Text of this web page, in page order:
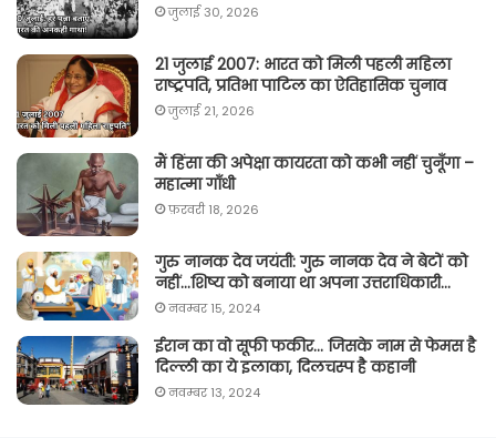
जुलाई 30, 2026
21 जुलाई 2007: भारत को मिली पहली महिला
राष्ट्रपति, प्रतिभा पाटिल का ऐतिहासिक चुनाव
जुलाई 21, 2026
मैं हिंसा की अपेक्षा कायरता को कभी नहीं चुनूँगा –
महात्मा गाँधी
फ़रवरी 18, 2026
गुरु नानक देव जयंती: गुरु नानक देव ने बेटों को
नहीं…शिष्य को बनाया था अपना उत्तराधिकारी…
नवम्बर 15, 2024
ईरान का वो सूफी फकीर… जिसके नाम से फेमस है
दिल्ली का ये इलाका, दिलचस्प है कहानी
नवम्बर 13, 2024